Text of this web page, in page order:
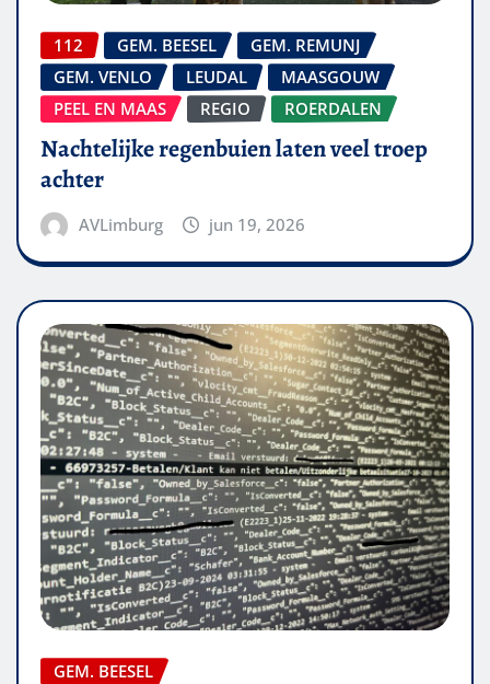
112 GEM. BEESEL
GEM. REMUNJ
GEM. VENLO
LEUDAL
MAASGOUW
PEEL EN MAAS
REGIO ROERDALEN
Nachtelijke regenbuien laten veel troep
achter
AVLimburg jun 19, 2026
GEM. BEESEL